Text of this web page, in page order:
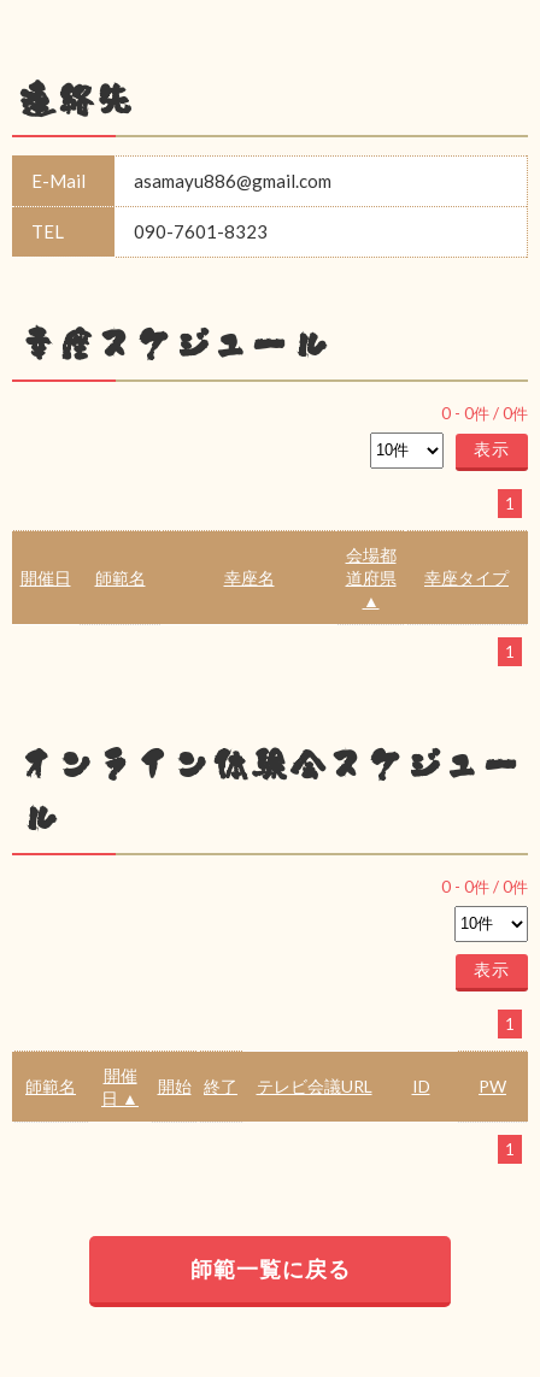
連絡先
E-Mail asamayu886@gmail.com
TEL 090-7601-8323
幸座スケジュール
0 - 0件 /0件
1
開催日 師範名 幸座名
会場都
道府県
▲
幸座タイプ
1
オンライン体験会スケジュー
ル
0 - 0件 /0件
1
師範名
開催
日 ▲
開始 終了 テレビ会議URL ID PW
1
師範一覧に戻る